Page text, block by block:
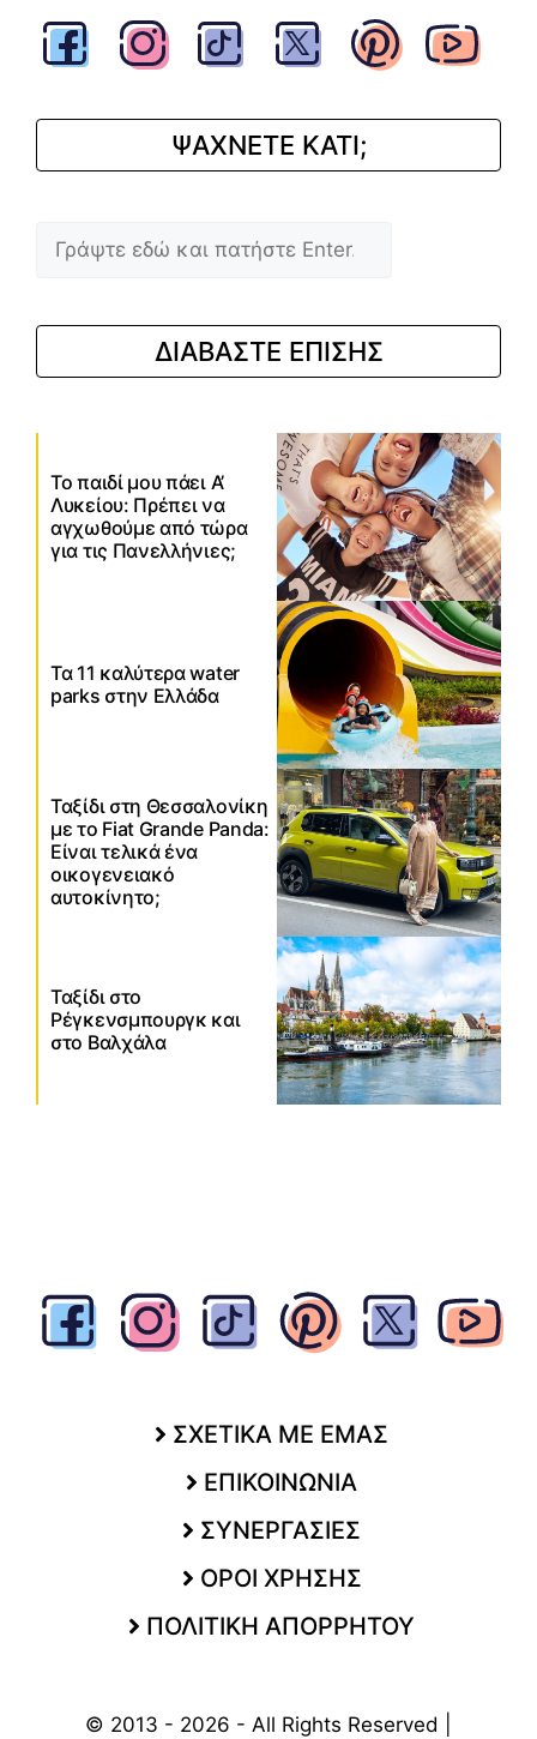
ΨΑΧΝΕΤΕ ΚΑΤΙ;
ΔΙΑΒΑΣΤΕ ΕΠΙΣΗΣ
Το παιδί μου πάει Α’
Λυκείου: Πρέπει να
αγχωθούμε από τώρα
για τις Πανελλήνιες;
Τα 11 καλύτερα water
parks στην Ελλάδα
Ταξίδι στη Θεσσαλονίκη
με το Fiat Grande Panda:
Είναι τελικά ένα
οικογενειακό
αυτοκίνητο;
Ταξίδι στο
Ρέγκενσμπουργκ και
στο Βαλχάλα
ΣΧΕΤΙΚΑ ΜΕ ΕΜΑΣ
ΕΠΙΚΟΙΝΩΝΙΑ
ΣΥΝΕΡΓΑΣΙΕΣ
ΟΡΟΙ ΧΡΗΣΗΣ
ΠΟΛΙΤΙΚΗ ΑΠΟΡΡΗΤΟΥ
© 2013 - 2026 - All Rights Reserved |